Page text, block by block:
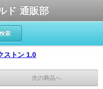
ド 通販部
索
ストン 1.0
次の商品へ